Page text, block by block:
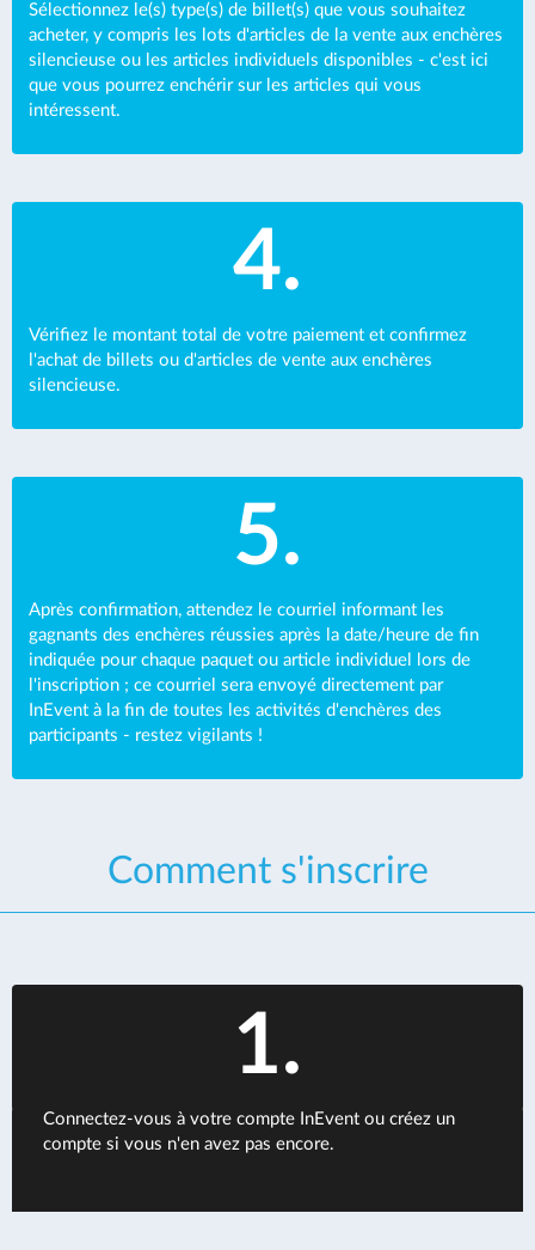
Sélectionnez le(s) type(s) de billet(s) que vous souhaitez
acheter, y compris les lots d'articles de la vente aux enchères
silencieuse ou les articles individuels disponibles - c'est ici
que vous pourrez enchérir sur les articles qui vous
intéressent.
4.
Vérifiez le montant total de votre paiement et confirmez
l'achat de billets ou d'articles de vente aux enchères
silencieuse.
5.
Après confirmation, attendez le courriel informant les
gagnants des enchères réussies après la date/heure de fin
indiquée pour chaque paquet ou article individuel lors de
l'inscription ; ce courriel sera envoyé directement par
InEvent à la fin de toutes les activités d'enchères des
participants - restez vigilants !
Comment s'inscrire
1.
Connectez-vous à votre compte InEvent ou créez un
compte si vous n'en avez pas encore.